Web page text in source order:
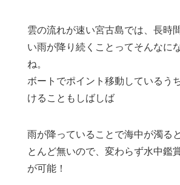
雲の流れが速い宮古島では、長時
い雨が降り続くことってそんなに
ね。
ボートでポイント移動しているう
けることもしばしば
雨が降っていることで海中が濁る
とんど無いので、変わらず水中鑑
が可能！